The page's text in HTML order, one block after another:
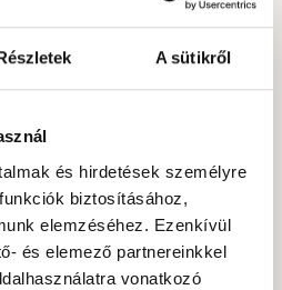
A sütikről
és hirdetések személyre
biztosításához,
elemzéséhez. Ezenkívül
és elemező partnereinkkel
vonatkozó
makrogazdasági,
pénz- és tőkepiaci
foglalkozik. Szeret
túrázni,
társasjátékozni és
kvízekre járni.
Sokfajta gazdasági
témában